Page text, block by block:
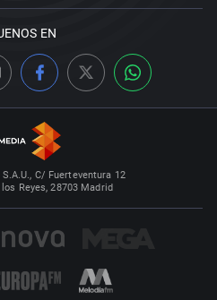
EN
C/ Fuerteventura 12
Reyes, 28703 Madrid